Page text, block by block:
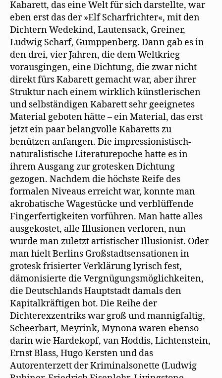
Kabarett, das eine Welt für sich darstellte, war
eben erst das der »Elf Scharfrichter«, mit den
Dichtern Wedekind, Lautensack, Greiner,
Ludwig Scharf, Gumppenberg. Dann gab es in
den drei, vier Jahren, die dem Weltkrieg
vorausgingen, eine Dichtung, die zwar nicht
direkt fürs Kabarett gemacht war, aber ihrer
Struktur nach einem wirklich künstlerischen
und selbständigen Kabarett sehr geeignetes
Material geboten hätte – ein Material, das erst
jetzt ein paar belangvolle Kabaretts zu
benützen anfangen. Die impressionistisch-
naturalistische Literaturepoche hatte es in
ihrem Ausgang zur grotesken Dichtung
gezogen. Nachdem die höchste Reife des
formalen Niveaus erreicht war, konnte man
akrobatische Wagestücke und verblüffende
Fingerfertigkeiten vorführen. Man hatte alles
ausgekostet, alle Illusionen verloren, nun
wurde man zuletzt artistischer Illusionist. Oder
man hielt Berlins Großstadtsensationen in
grotesk frisierter Verklärung lyrisch fest,
dämonisierte die Vergnügungsmöglichkeiten,
die Deutschlands Hauptstadt damals den
Kapitalkräftigen bot. Die Reihe der
Dichterexzentriks war groß und mannigfaltig,
Scheerbart, Meyrink, Mynona waren ebenso
darin wie Hardekopf, van Hoddis, Lichtenstein,
Ernst Blass, Hugo Kersten und das
Autorenterzett der Kriminalsonette (Ludwig